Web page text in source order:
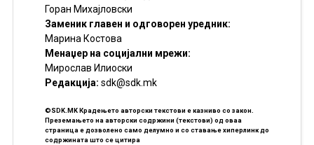
Горан Михајловски
Заменик главен и одговорен уредник:
Марина Костова
Менаџер на социјални мрежи:
Мирослав Илиоски
Редакцијa: sdk@sdk.mk
©SDK.MK Крадењето авторски текстови е казниво со закон.
Преземањето на авторски содржини (текстови) од оваа
страница е дозволено само делумно и со ставање хиперлинк до
содржината што се цитира